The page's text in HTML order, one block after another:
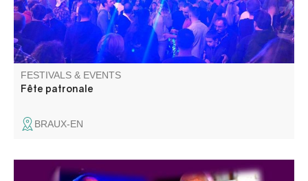
FESTIVALS & EVENTS
Fête patronale
BRAUX-EN